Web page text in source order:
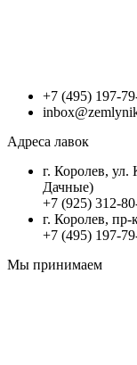
+7 (495) 197-
Адреса лавок
г. Королев,
Дачные)
+7 (925) 312-
г. Королев,
+7 (495) 197-
Мы принимаем